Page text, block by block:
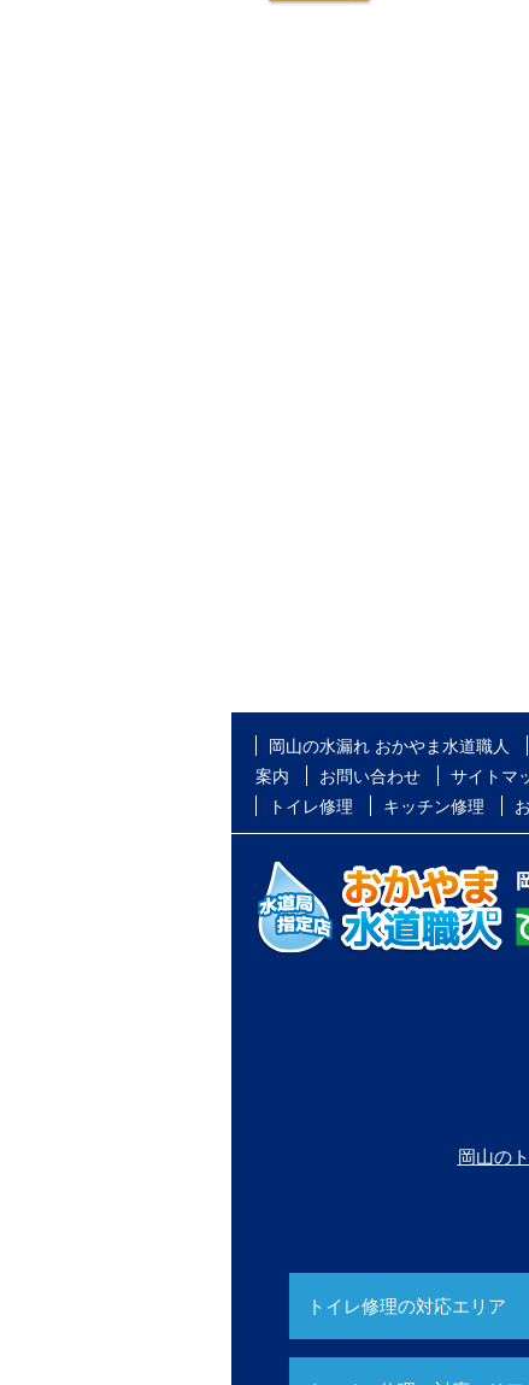
岡山の水漏れ おかやま水道職人
案内
お問い合わせ サイトマ
トイレ修理
キッチン修理
岡山の
トイレ修理の対応エリア